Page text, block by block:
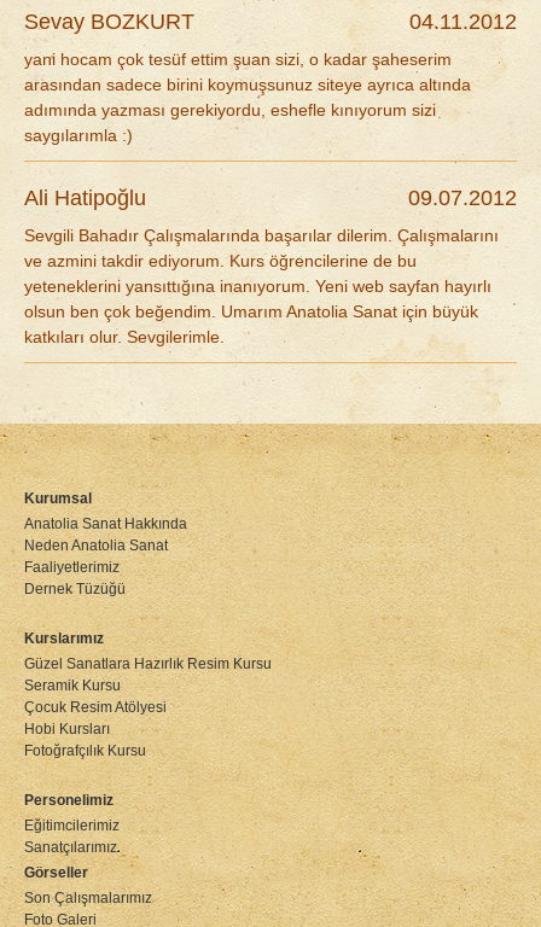
Sevay BOZKURT 04.11.2012
yani hocam çok tesüf ettim şuan sizi, o kadar şaheserim
arasından sadece birini koymuşsunuz siteye ayrıca altında
adımında yazması gerekiyordu, eshefle kınıyorum sizi
saygılarımla :)
Ali Hatipoğlu 09.07.2012
Sevgili Bahadır Çalışmalarında başarılar dilerim. Çalışmalarını
ve azmini takdir ediyorum. Kurs öğrencilerine de bu
yeteneklerini yansıttığına inanıyorum. Yeni web sayfan hayırlı
olsun ben çok beğendim. Umarım Anatolia Sanat için büyük
katkıları olur. Sevgilerimle.
Kurumsal
Anatolia Sanat Hakkında
Neden Anatolia Sanat
Faaliyetlerimiz
Dernek Tüzüğü
Kurslarımız
Güzel Sanatlara Hazırlık Resim Kursu
Seramik Kursu
Çocuk Resim Atölyesi
Hobi Kursları
Fotoğrafçılık Kursu
Personelimiz
Eğitimcilerimiz
Sanatçılarımız
Görseller
Son Çalışmalarımız
Foto Galeri